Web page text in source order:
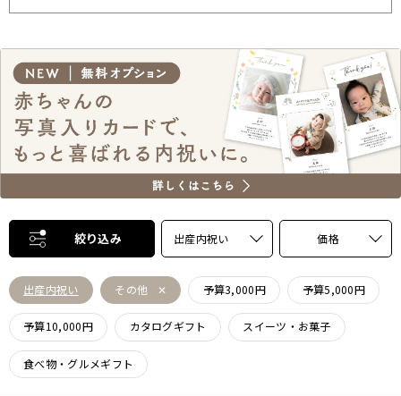
絞り込み 出産内祝い 価格
出産内祝い その他 予算3,000円 予算5,000円
予算10,000円 カタログギフト スイーツ・お菓子
食べ物・グルメギフト